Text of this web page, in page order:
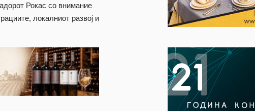
Рокас со внимание
локалниот развој и